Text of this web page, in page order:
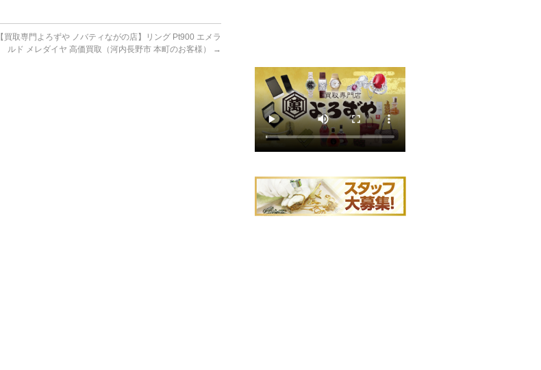
【買取専門よろずや ノバティながの店】リング Pt900 エメラ
ルド メレダイヤ 高価買取（河内長野市 本町のお客様）
→